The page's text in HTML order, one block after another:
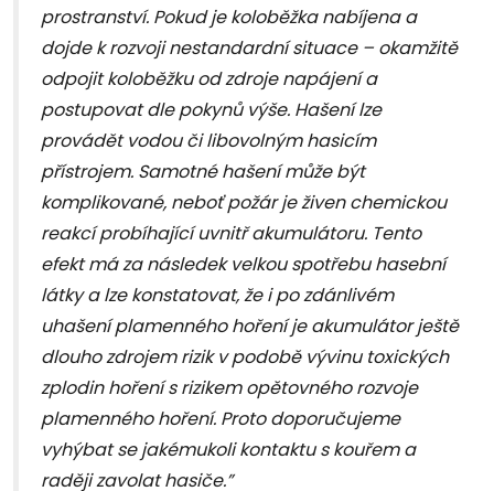
prostranství. Pokud je koloběžka nabíjena a
dojde k rozvoji nestandardní situace – okamžitě
odpojit koloběžku od zdroje napájení a
postupovat dle pokynů výše. Hašení lze
provádět vodou či libovolným hasicím
přístrojem. Samotné hašení může být
komplikované, neboť požár je živen chemickou
reakcí probíhající uvnitř akumulátoru. Tento
efekt má za následek velkou spotřebu hasební
látky a lze konstatovat, že i po zdánlivém
uhašení plamenného hoření je akumulátor ještě
dlouho zdrojem rizik v podobě vývinu toxických
zplodin hoření s rizikem opětovného rozvoje
plamenného hoření. Proto doporučujeme
vyhýbat se jakémukoli kontaktu s kouřem a
raději zavolat hasiče.”